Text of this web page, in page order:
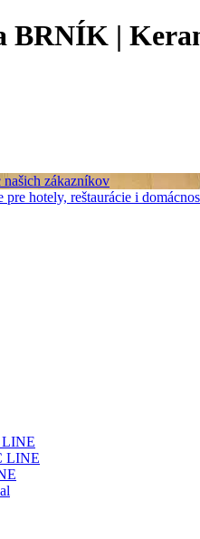
BRNÍK |
našich zákazníkov
pre hotely, reštaurácie i
LINE
LINE